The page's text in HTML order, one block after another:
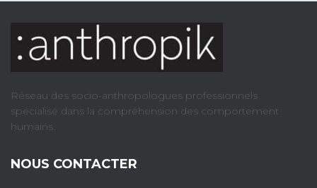
Réseau des socio-anthropologues professionnels
spécialisé dans la compréhension des comportement
humains.
NOUS CONTACTER